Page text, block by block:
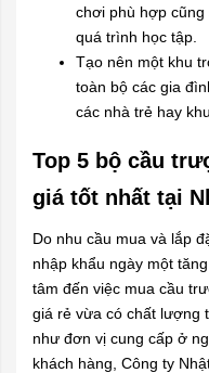
chơi phù hợp cũng
quá trình học tập.
Tạo nên một khu
toàn bộ các gia
các nhà trẻ hay
Top 5 bộ cầu
giá tốt nhất tại
Do nhu cầu mua và lắp
nhập khẩu ngày một
tâm đến việc mua cầu
giá rẻ vừa có chất lượng
như đơn vị cung cấp ở
khách hàng, Công ty